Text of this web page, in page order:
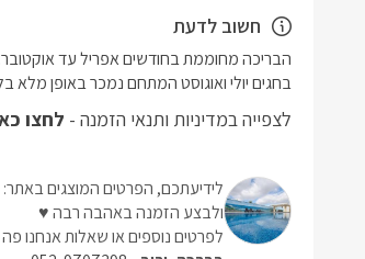
חשוב לדעת
בחגים יולי ואוגוסט המתחם נמכר באופן מלא
לצפייה במדיניות ותנאי הזמנה - לחצו
לידיעתכם, הפרטים המוצגים
ולבצע הזמנה באהבה רבה ♥
לפרטים נוספים או שאלות אנחנו